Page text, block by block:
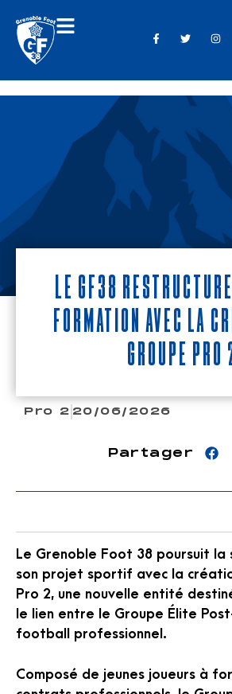
Le GF38
formation avec la
Groupe Pro
Pro 2 20/06/2026
Partager
Le Grenoble Foot 38 poursuit
son projet sportif avec la
Pro 2, une nouvelle entité
le lien entre le Groupe Élite
football professionnel.
Composé de jeunes joueurs à